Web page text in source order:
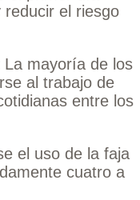
el riesgo
La mayoría de los
al trabajo de
entre los
el uso de la faja
cuatro a